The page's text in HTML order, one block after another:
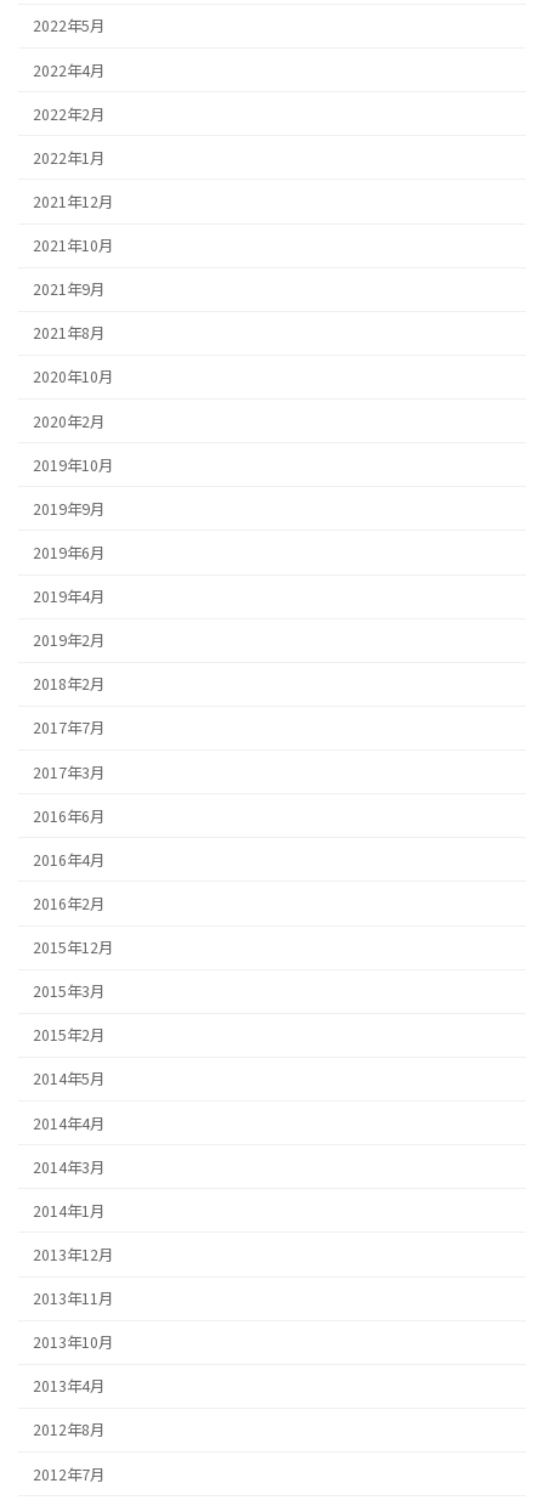
2022年5月
2022年4月
2022年2月
2022年1月
2021年12月
2021年10月
2021年9月
2021年8月
2020年10月
2020年2月
2019年10月
2019年9月
2019年6月
2019年4月
2019年2月
2018年2月
2017年7月
2017年3月
2016年6月
2016年4月
2016年2月
2015年12月
2015年3月
2015年2月
2014年5月
2014年4月
2014年3月
2014年1月
2013年12月
2013年11月
2013年10月
2013年4月
2012年8月
2012年7月